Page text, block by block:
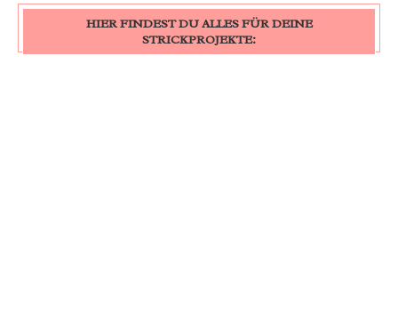
HIER FINDEST DU ALLES FÜR DEINE
STRICKPROJEKTE: